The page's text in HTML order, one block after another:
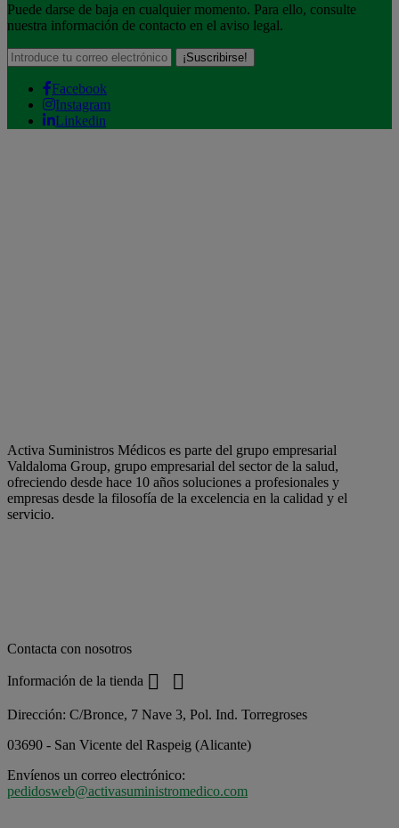
Puede darse de baja en cualquier momento. Para ello, consulte
nuestra información de contacto en el aviso legal.
Facebook
Instagram
Linkedin
Activa Suministros Médicos es parte del grupo empresarial
Valdaloma Group, grupo empresarial del sector de la salud,
ofreciendo desde hace 10 años soluciones a profesionales y
empresas desde la filosofía de la excelencia en la calidad y el
servicio.
Contacta con nosotros
Información de la tienda  
Dirección: C/Bronce, 7 Nave 3, Pol. Ind. Torregroses
03690 - San Vicente del Raspeig (Alicante)
Envíenos un correo electrónico:
pedidosweb@activasuministromedico.com